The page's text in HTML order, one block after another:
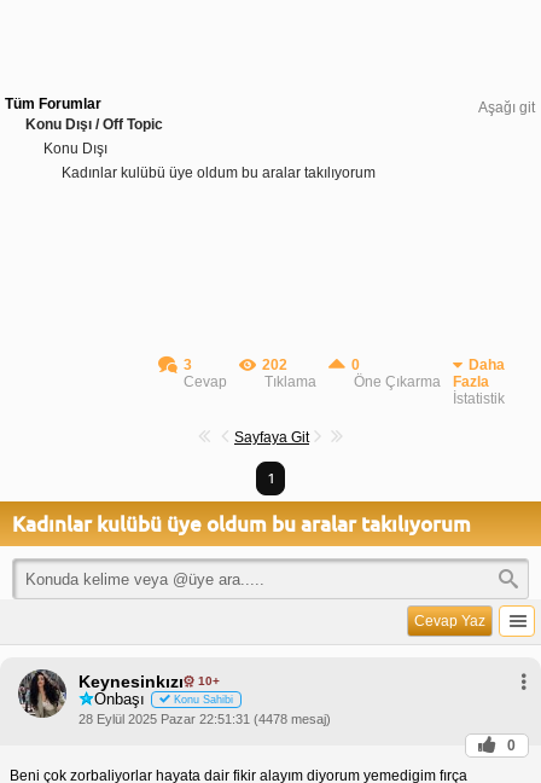
Aşağı git
Tüm Forumlar
Konu Dışı / Off Topic
Konu Dışı
Kadınlar kulübü üye oldum bu aralar takılıyorum
3
Cevap
202
Tıklama
0
Öne Çıkarma
Daha
Fazla
İstatistik
Sayfaya Git
1
Kadınlar kulübü üye oldum bu aralar takılıyorum
Cevap Yaz
Keynesinkızı 10+
Onbaşı Konu Sahibi
28 Eylül 2025 Pazar 22:51:31 (4478 mesaj)
0
Beni çok zorbaliyorlar hayata dair fikir alayım diyorum yemedigim fırça